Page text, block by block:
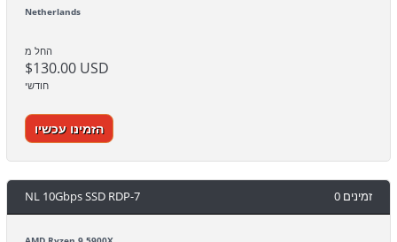
Netherlands
החל מ
$130.00 USD
חודשי
הזמינו עכשיו
NL 10Gbps SSD RDP-7 0 זמינים